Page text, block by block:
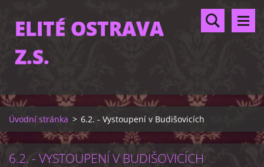
ELITÉ OSTRAVA
Z.S.
Úvodní stránka > 6.2. - Vystoupení v Budišovicích
6.2. - VYSTOUPENÍ V BUDIŠOVICÍCH